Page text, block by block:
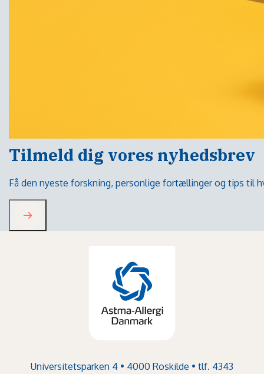
Tilmeld dig vores nyhedsbrev
Få den nyeste forskning, personlige fortællinger og tips til
Universitetsparken 4 • 4000 Roskilde • tlf. 4343